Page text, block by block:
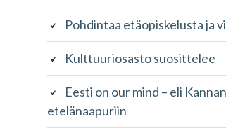
Pohdintaa etäopiskelusta ja
Kulttuuriosasto suosittelee
Eesti on our mind – eli
etelänaapuriin